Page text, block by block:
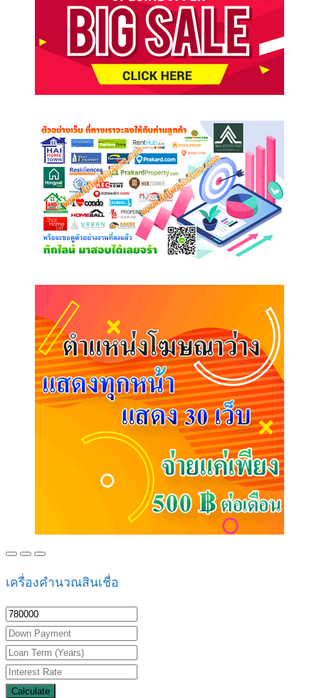
เครื่องคำนวณสินเชื่อ
Calculate